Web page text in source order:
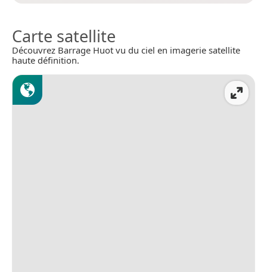
Carte satellite
Découvrez Barrage Huot vu du ciel en imagerie satellite
haute définition.